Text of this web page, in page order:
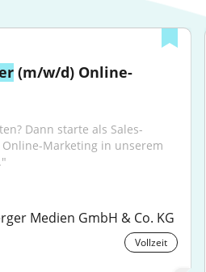
(m/w/d) Online-
Dann starte als Sales-
Marketing in unserem
Medien GmbH & Co. KG
Vollzeit